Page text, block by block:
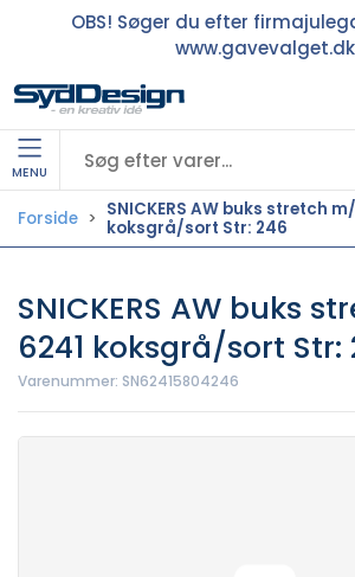
OBS! Søger du efter
www.gavevalget.dk
MENU
Forside
SNICKERS AW buks stretch
koksgrå/sort Str: 246
SNICKERS AW buks
6241 koksgrå/sort Str:
Varenummer: SN62415804246